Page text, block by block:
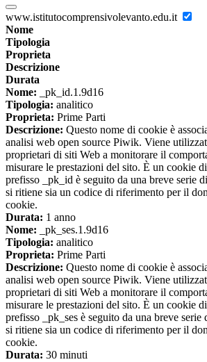
www.istitutocomprensivolevanto.edu.it
Nome
Tipologia
Proprieta
Descrizione
Durata
Nome: _pk_id.1.9d16
Tipologia: analitico
Proprieta: Prime Parti
Descrizione: Questo nome di cookie è
analisi web open source Piwik. Viene
proprietari di siti Web a monitorare il
misurare le prestazioni del sito. È un cookie
prefisso _pk_id è seguito da una breve serie
si ritiene sia un codice di riferimento per il
cookie.
Durata: 1 anno
Nome: _pk_ses.1.9d16
Tipologia: analitico
Proprieta: Prime Parti
Descrizione: Questo nome di cookie è
analisi web open source Piwik. Viene
proprietari di siti Web a monitorare il
misurare le prestazioni del sito. È un cookie
prefisso _pk_ses è seguito da una breve serie
si ritiene sia un codice di riferimento per il
cookie.
Durata: 30 minuti